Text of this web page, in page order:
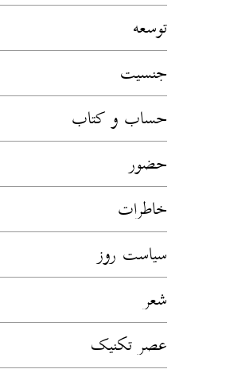
توسعه
جنسیت
حساب و کتاب
حضور
خاطرات
سیاست روز
شعر
عصر تکنیک